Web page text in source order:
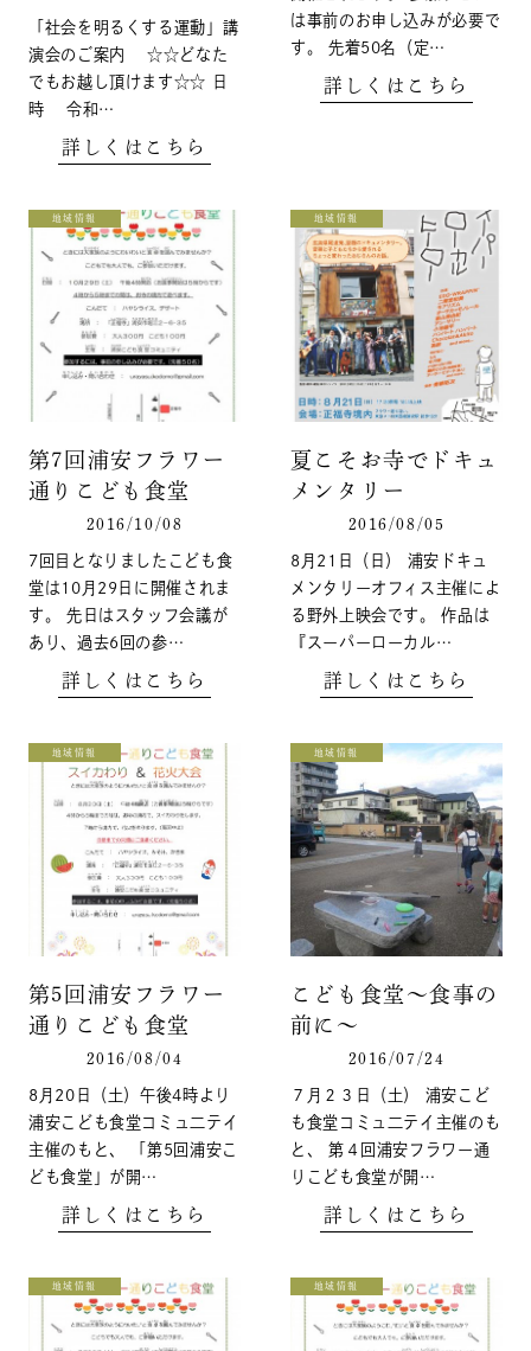
「社会を明るくする運動」講
演会のご案内 ☆☆どなた
でもお越し頂けます☆☆ 日
時 令和…
詳しくはこちら
は事前のお申し込みが必要で
す。 先着50名（定…
詳しくはこちら
地域情報
第7回浦安フラワー
通りこども食堂
2016/10/08
7回目となりましたこども食
堂は10月29日に開催されま
す。 先日はスタッフ会議が
あり、過去6回の参…
詳しくはこちら
地域情報
夏こそお寺でドキュ
メンタリー
2016/08/05
8月21日（日） 浦安ドキュ
メンタリーオフィス主催によ
る野外上映会です。 作品は
『スーパーローカル…
詳しくはこちら
地域情報
第5回浦安フラワー
通りこども食堂
2016/08/04
8月20日（土）午後4時より
浦安こども食堂コミュ二テイ
主催のもと、 「第5回浦安こ
ども食堂」が開…
詳しくはこちら
地域情報
こども食堂～食事の
前に～
2016/07/24
７月２３日（土） 浦安こど
も食堂コミュ二テイ主催のも
と、 第４回浦安フラワー通
りこども食堂が開…
詳しくはこちら
地域情報 地域情報